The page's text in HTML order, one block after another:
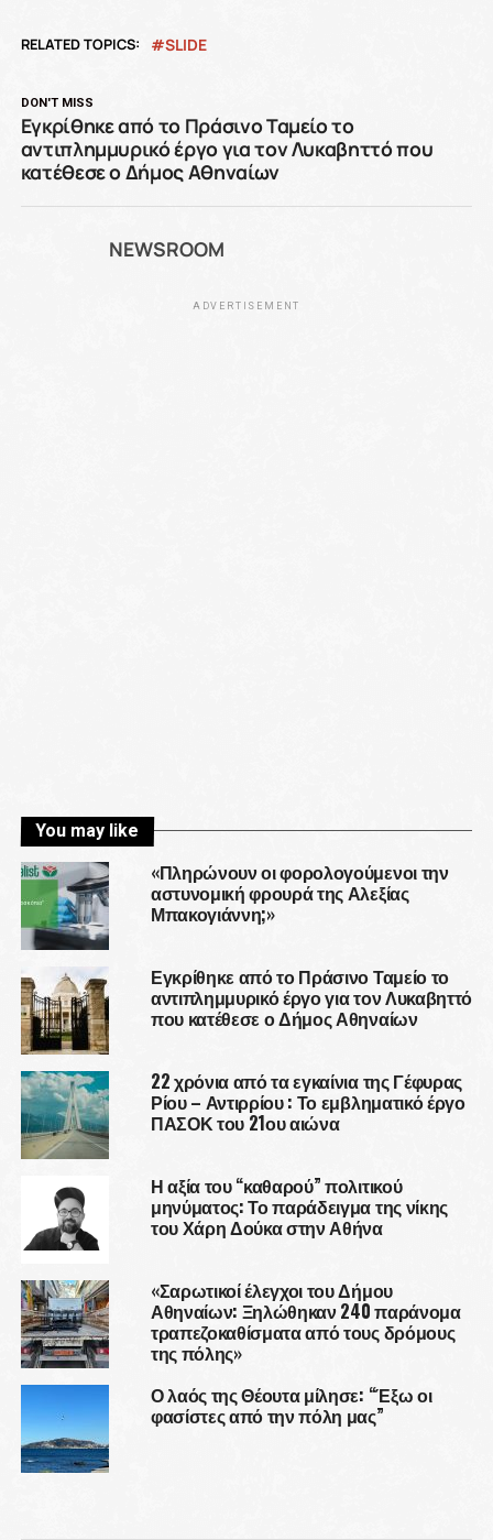
RELATED TOPICS: SLIDE
DON'T MISS
Εγκρίθηκε από το Πράσινο Ταμείο το
αντιπλημμυρικό έργο για τον Λυκαβηττό που
κατέθεσε ο Δήμος Αθηναίων
NEWSROOM
ADVERTISEMENT
You may like
«Πληρώνουν οι φορολογούμενοι την
αστυνομική φρουρά της Αλεξίας
Μπακογιάννη;»
Εγκρίθηκε από το Πράσινο Ταμείο το
αντιπλημμυρικό έργο για τον Λυκαβηττό
που κατέθεσε ο Δήμος Αθηναίων
22 χρόνια από τα εγκαίνια της Γέφυρας
Ρίου – Αντιρρίου : Το εμβληματικό έργο
ΠΑΣΟΚ του 21ου αιώνα
Η αξία του “καθαρού” πολιτικού
μηνύματος: Το παράδειγμα της νίκης
του Χάρη Δούκα στην Αθήνα
«Σαρωτικοί έλεγχοι του Δήμου
Αθηναίων: Ξηλώθηκαν 240 παράνομα
τραπεζοκαθίσματα από τους δρόμους
της πόλης»
Ο λαός της Θέουτα μίλησε: “Έξω οι
φασίστες από την πόλη μας”